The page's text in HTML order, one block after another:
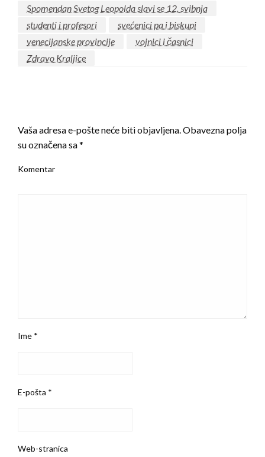
Spomendan Svetog Leopolda slavi se 12. svibnja
studenti i profesori
svećenici pa i biskupi
venecijanske provincije
vojnici i časnici
Zdravo Kraljice
Vaša adresa e-pošte neće biti objavljena. Obavezna polja
su označena sa*
Komentar
Ime *
E-pošta *
Web-stranica